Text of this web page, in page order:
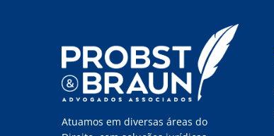
Atuamos em diversas áreas do